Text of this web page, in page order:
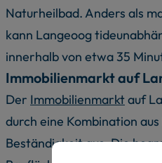
Naturheilbad. Anders als
kann Langeoog
innerhalb von etwa 35
Immobilienmarkt auf
Der Immobilienmarktauf
durch eine Kombination
Beständigkeit aus. Die